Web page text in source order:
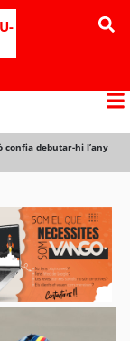
confia debutar-hi l’any